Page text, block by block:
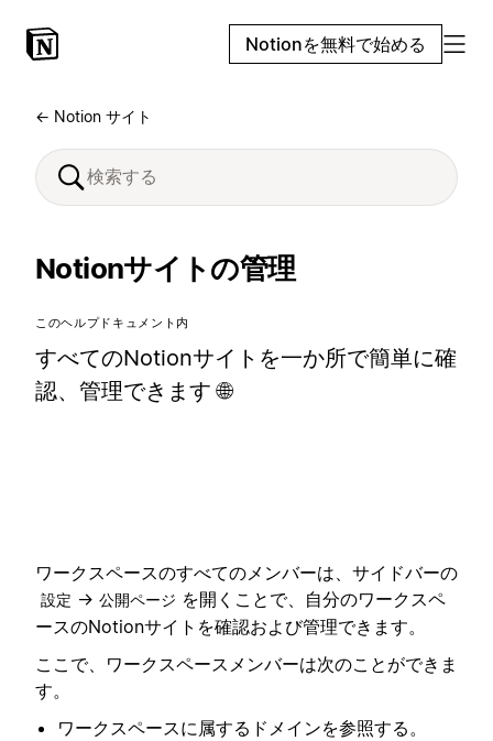
Notionを無料で始める
← Notion サイト
Notionサイトの管理
このヘルプドキュメント内
すべてのNotionサイトを一か所で簡単に確
認、管理できます 🌐
ワークスペースのすべてのメンバーは、サイドバーの
設定 → 公開ページ を開くことで、自分のワークスペ
ースのNotionサイトを確認および管理できます。
ここで、ワークスペースメンバーは次のことができま
す。
ワークスペースに属するドメインを参照する。